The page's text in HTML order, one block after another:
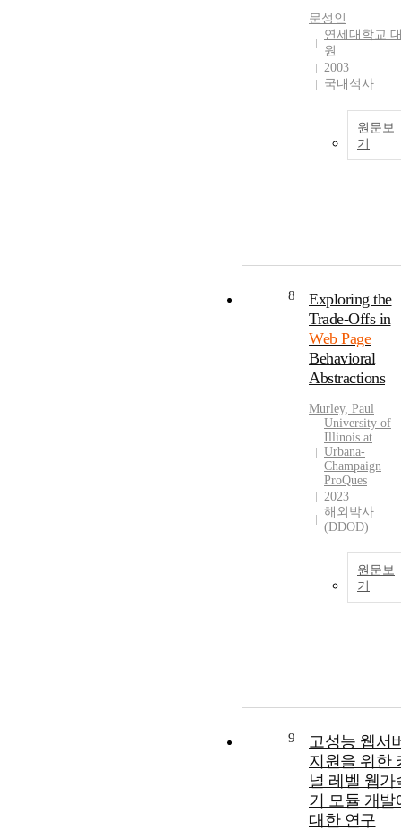
문성인
연세대학교
원
2003
국내석사
원문보
기
8
Exploring the
Trade-Offs in
Web Page
Behavioral
Abstractions
Murley, Paul
University of
Illinois at
Urbana-
Champaign
ProQues
2023
해외박사
(DDOD)
원문보
기
9
고성능 웹서
지원을 위한
널 레벨 웹가
기 모듈 개발
대한 연구